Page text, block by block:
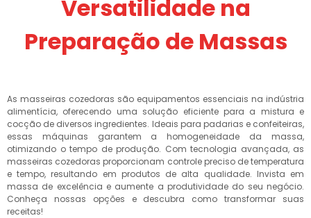
Versatilidade na
Preparação de Massas
As masseiras cozedoras são equipamentos essenciais na indústria
alimentícia, oferecendo uma solução eficiente para a mistura e
cocção de diversos ingredientes. Ideais para padarias e confeiteiras,
essas máquinas garantem a homogeneidade da massa,
otimizando o tempo de produção. Com tecnologia avançada, as
masseiras cozedoras proporcionam controle preciso de temperatura
e tempo, resultando em produtos de alta qualidade. Invista em
massa de excelência e aumente a produtividade do seu negócio.
Conheça nossas opções e descubra como transformar suas
receitas!